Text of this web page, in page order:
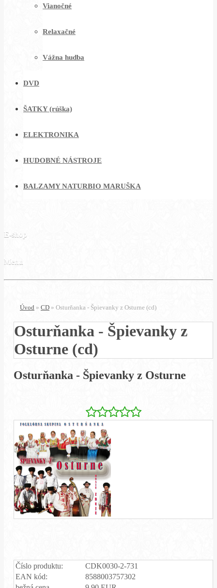
Vianočné
Relaxačné
Vážna hudba
DVD
ŠATKY (rúška)
ELEKTRONIKA
HUDOBNÉ NÁSTROJE
BALZAMY NATURBIO MARUŠKA
E-shop
Menu
Úvod » CD » Osturňanka - Špievanky z Osturne (cd)
Osturňanka - Špievanky z
Osturne (cd)
Osturňanka - Špievanky z Osturne
Číslo produktu:
CDK0030-2-731
EAN kód:
8588003757302